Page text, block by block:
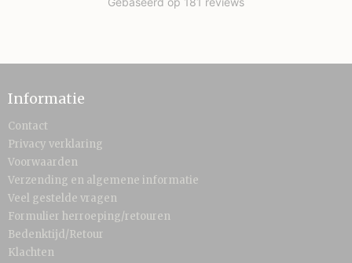
Informatie
Contact
Privacy verklaring
Voorwaarden
Verzending en algemene informatie
Veel gestelde vragen
Formulier herroeping/retouren
Bedenktijd/Retour
Klachten